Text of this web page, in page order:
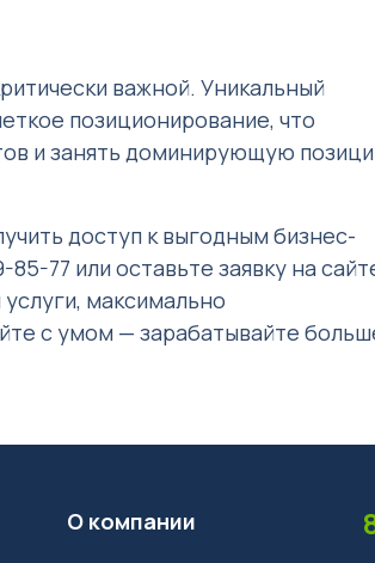
важной. Уникальный
позиционирование, что
и занять доминирующую
доступ к выгодным бизнес-
77 или оставьте заявку на
максимально
с умом — зарабатывайте
О компании